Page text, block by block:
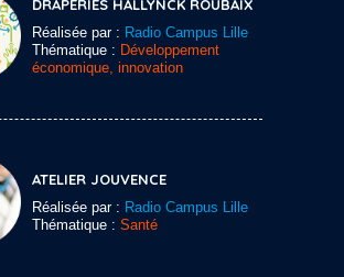
DRAPERIES HALLYNCK ROUBAIX
Réalisée par : Radio Campus Lille
Thématique : Développement
économique, innovation
ATELIER JOUVENCE
Réalisée par : Radio Campus Lille
Thématique : Santé